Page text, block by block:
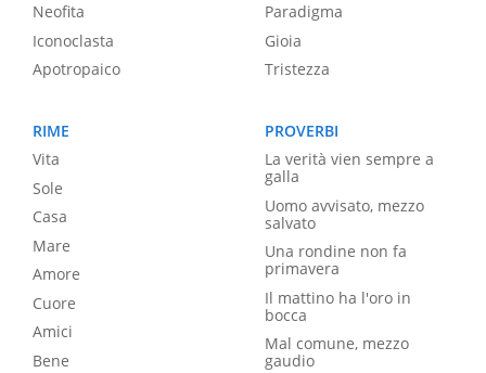
Neofita
Iconoclasta
Apotropaico
Paradigma
Gioia
Tristezza
RIME
Vita
Sole
Casa
Mare
Amore
Cuore
Amici
Bene
PROVERBI
La verità vien sempre a
galla
Uomo avvisato, mezzo
salvato
Una rondine non fa
primavera
Il mattino ha l'oro in
bocca
Mal comune, mezzo
gaudio